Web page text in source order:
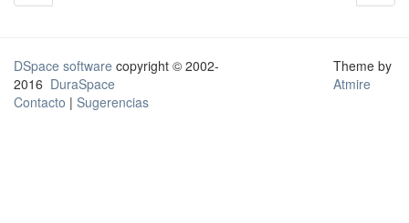
DSpace software copyright © 2002-
2016 DuraSpace
Contacto | Sugerencias
Theme by
Atmire